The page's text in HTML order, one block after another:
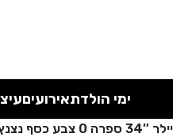
מבצע קיץ! כל
ימי הולדתאירועים
כסף נצנץ